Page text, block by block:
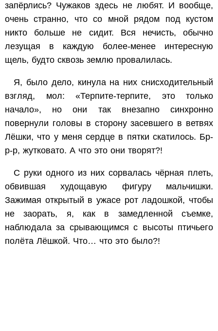
запёрлись? Чужаков здесь не любят. И вообще,
очень странно, что со мной рядом под кустом
никто больше не сидит. Вся нечисть, обычно
лезущая в каждую более-менее интересную
щель, будто сквозь землю провалилась.
Я, было дело, кинула на них снисходительный
взгляд, мол: «Терпите-терпите, это только
начало», но они так внезапно синхронно
повернули головы в сторону засевшего в ветвях
Лёшки, что у меня сердце в пятки скатилось. Бр-
р-р, жутковато. А что это они творят?!
С руки одного из них сорвалась чёрная плеть,
обвившая худощавую фигуру мальчишки.
Зажимая открытый в ужасе рот ладошкой, чтобы
не заорать, я, как в замедленной съемке,
наблюдала за срывающимся с высоты птичьего
полёта Лёшкой. Что… что это было?!